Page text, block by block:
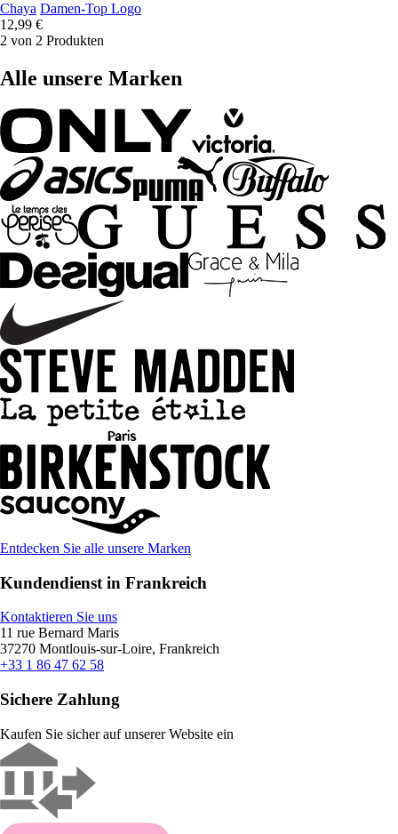
Chaya Damen-Top Logo
12,99 €
2 von 2 Produkten
Alle unsere Marken
Entdecken Sie alle unsere Marken
Kundendienst in Frankreich
Kontaktieren Sie uns
11 rue Bernard Maris
37270 Montlouis-sur-Loire, Frankreich
+33 1 86 47 62 58
Sichere Zahlung
Kaufen Sie sicher auf unserer Website ein